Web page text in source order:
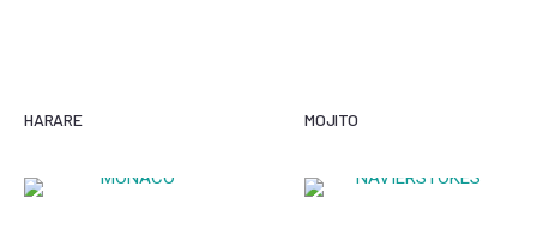
HARARE MOJITO